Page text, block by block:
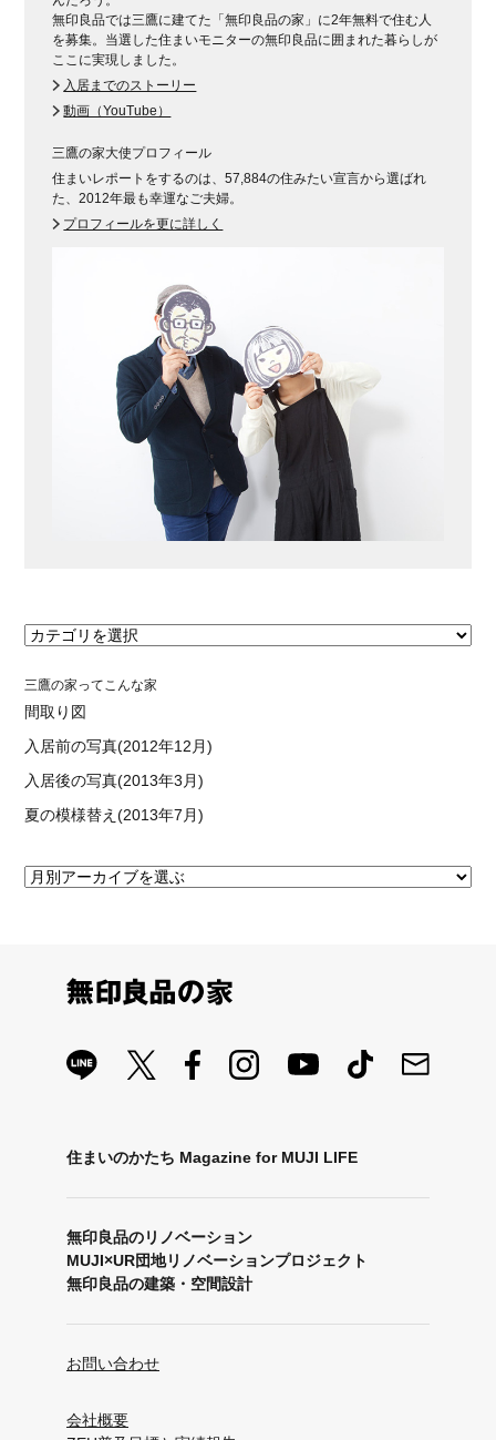
無印良品では三鷹に建てた「無印良品の家」に2年無料で住む人
を募集。当選した住まいモニターの無印良品に囲まれた暮らしが
ここに実現しました。
入居までのストーリー
動画（YouTube）
三鷹の家大使プロフィール
住まいレポートをするのは、57,884の住みたい宣言から選ばれ
た、2012年最も幸運なご夫婦。
プロフィールを更に詳しく
三鷹の家ってこんな家
間取り図
入居前の写真(2012年12月)
入居後の写真(2013年3月)
夏の模様替え(2013年7月)
住まいのかたち Magazine for MUJI LIFE
無印良品のリノベーション
MUJI×UR団地リノベーションプロジェクト
無印良品の建築・空間設計
お問い合わせ
会社概要